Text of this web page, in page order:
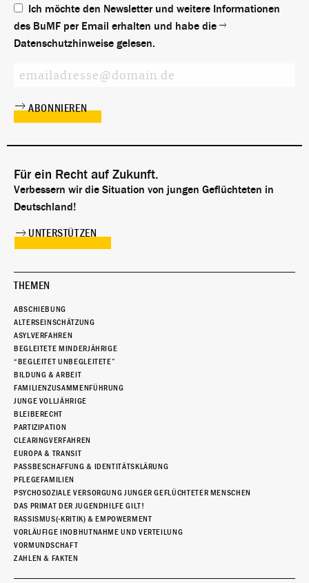
Ich möchte den Newsletter und weitere Informationen
des BuMF per Email erhalten und habe die
Datenschutzhinweise gelesen.
Für ein Recht auf Zukunft.
Verbessern wir die Situation von jungen Geflüchteten in
Deutschland!
UNTERSTÜTZEN
THEMEN
ABSCHIEBUNG
ALTERSEINSCHÄTZUNG
ASYLVERFAHREN
BEGLEITETE MINDERJÄHRIGE
“BEGLEITET UNBEGLEITETE”
BILDUNG & ARBEIT
FAMILIENZUSAMMENFÜHRUNG
JUNGE VOLLJÄHRIGE
BLEIBERECHT
PARTIZIPATION
CLEARINGVERFAHREN
EUROPA & TRANSIT
PASSBESCHAFFUNG & IDENTITÄTSKLÄRUNG
PFLEGEFAMILIEN
PSYCHOSOZIALE VERSORGUNG JUNGER GEFLÜCHTETER MENSCHEN
DAS PRIMAT DER JUGENDHILFE GILT!
RASSISMUS(-KRITIK) & EMPOWERMENT
VORLÄUFIGE INOBHUTNAHME UND VERTEILUNG
VORMUNDSCHAFT
ZAHLEN & FAKTEN